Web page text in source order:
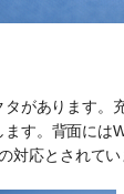
があります。
す。背面には
対応とされてい